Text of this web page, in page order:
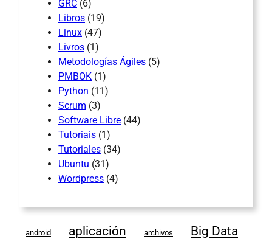
GRC (6)
Libros (19)
Linux (47)
Livros (1)
Metodologías Ágiles (5)
PMBOK (1)
Python (11)
Scrum (3)
Software Libre (44)
Tutoriais (1)
Tutoriales (34)
Ubuntu (31)
Wordpress (4)
android aplicación archivos Big Data